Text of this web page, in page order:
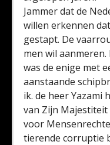
Jammer dat de
willen erkennen
gestapt. De
men wil aanmeren.
was de enige met
aanstaande
ik. de heer Yazami
van Zijn
voor
tierende corruptie